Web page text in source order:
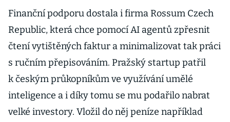
Finanční podporu dostala i firma Rossum Czech
Republic, která chce pomocí AI agentů zpřesnit
čtení vytištěných faktur a minimalizovat tak práci
s ručním přepisováním. Pražský startup patřil
k českým průkopníkům ve využívání umělé
inteligence a i díky tomu se mu podařilo nabrat
velké investory. Vložil do něj peníze například